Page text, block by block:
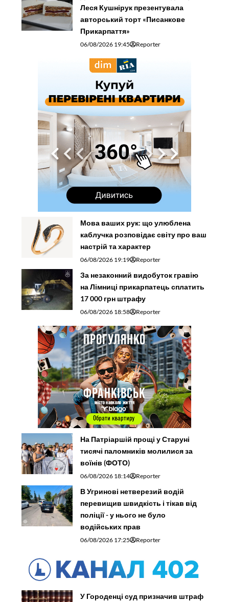
Леся Кушнірук презентувала
авторський торт «Писанкове
Прикарпаття»
06/08/2026 19:45 Reporter
Мова ваших рук: що улюблена
каблучка розповідає світу про ваш
настрій та характер
06/08/2026 19:19 Reporter
За незаконний видобуток гравію
на Лімниці прикарпатець сплатить
17 000 грн штрафу
06/08/2026 18:58 Reporter
На Патріаршій прощі у Старуні
тисячі паломників молилися за
воїнів (ФОТО)
06/08/2026 18:14 Reporter
В Угринові нетверезий водій
перевищив швидкість і тікав від
поліції - у нього не було
водійських прав
06/08/2026 17:25 Reporter
У Городенці суд призначив штраф